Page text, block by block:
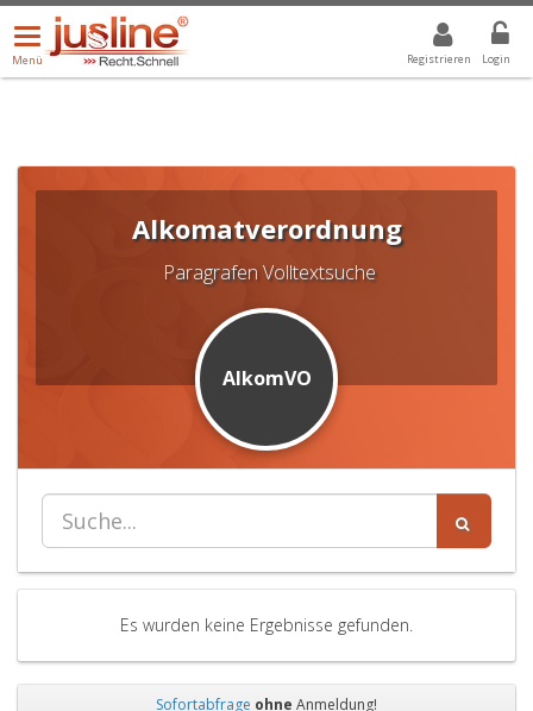
Registrieren Login
Menü
öffnen/schließen
Menü
ALLE DROPDOWN: GEWÄHLTER WERT IST ALLE
Alkomatverordnung
Paragrafen Volltextsuche
AlkomVO
Es wurden keine Ergebnisse gefunden.
Sofortabfrage ohne Anmeldung!